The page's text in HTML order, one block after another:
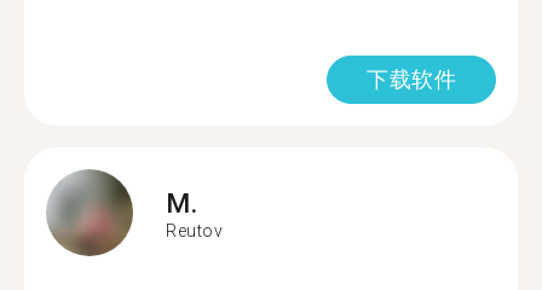
下载软件
M.
Reutov